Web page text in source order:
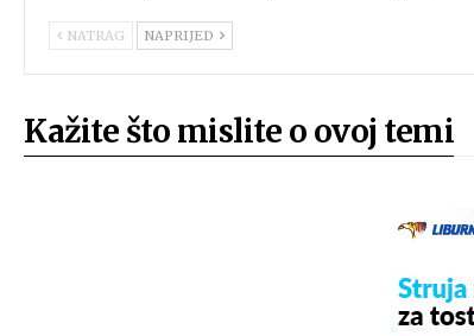
NATRAG NAPRIJED
Kažite što mislite o ovoj temi